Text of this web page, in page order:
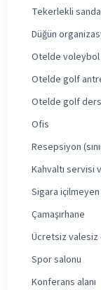
Tekerlekli
Düğün
Otelde voleybol
Otelde golf
Otelde golf
Ofis
Resepsiyon
Kahvaltı servisi
Sigara
Çamaşırhane
Ücretsiz
Spor salonu
Konferans alanı